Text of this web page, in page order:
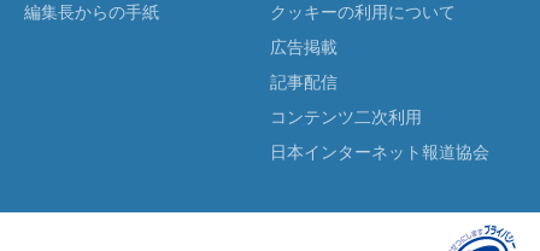
編集長からの手紙
クッキーの利用について
広告掲載
記事配信
コンテンツ二次利用
日本インターネット報道協会